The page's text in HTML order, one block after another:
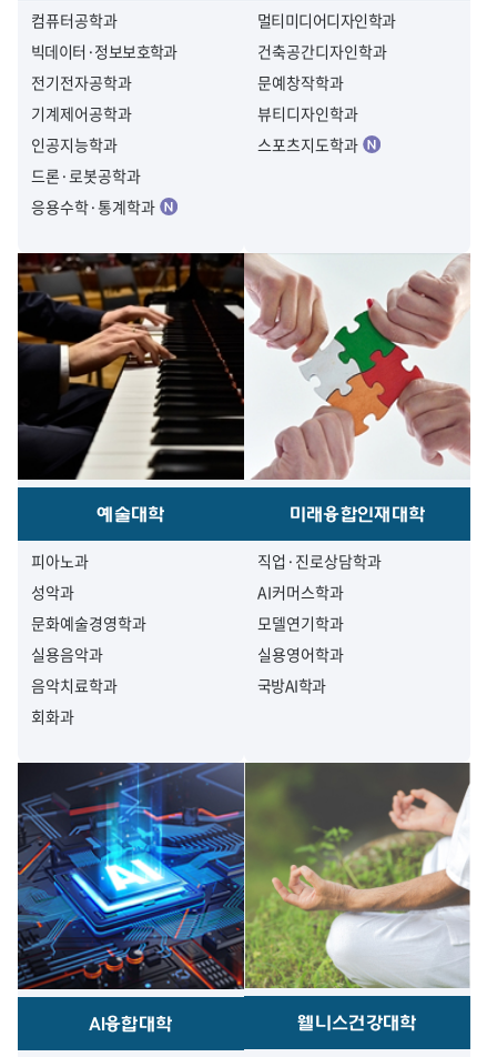
컴퓨터공학과
빅데이터·정보보호학과
전기전자공학과
기계제어공학과
인공지능학과
드론·로봇공학과
응용수학·통계학과
멀티미디어디자인학과
건축공간디자인학과
문예창작학과
뷰티디자인학과
스포츠지도학과
예술대학
피아노과
성악과
문화예술경영학과
실용음악과
음악치료학과
회화과
미래융합인재대학
직업·진로상담학과
AI커머스학과
모델연기학과
실용영어학과
국방AI학과
AI융합대학 웰니스건강대학